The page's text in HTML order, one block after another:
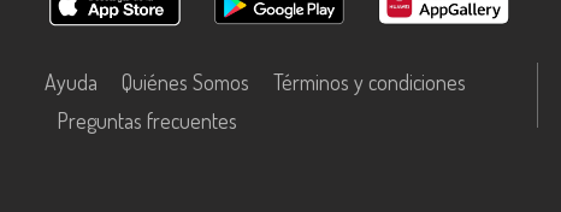
Ayuda Quiénes Somos
Términos y condiciones
Preguntas frecuentes